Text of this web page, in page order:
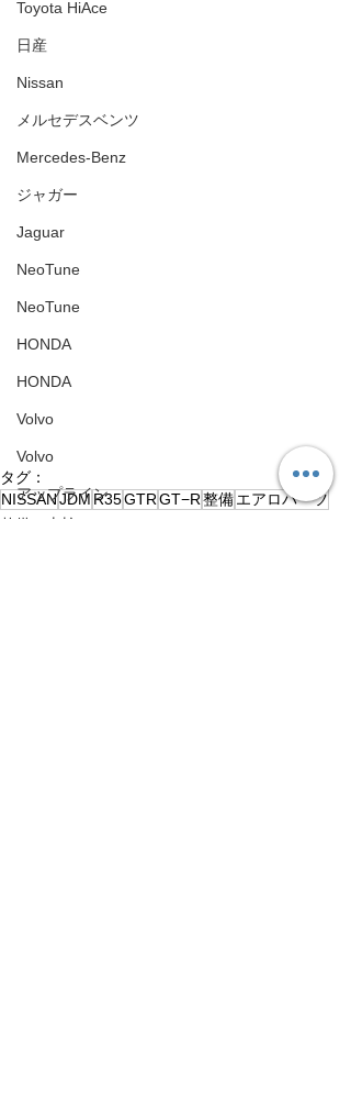
Toyota HiAce
日産
Nissan
メルセデスベンツ
Mercedes-Benz
ジャガー
Jaguar
NeoTune
NeoTune
HONDA
HONDA
Volvo
Volvo
アップライン
タグ：
NISSANJDM R35GTRGT−R整備エアロパーツ
整備、車検